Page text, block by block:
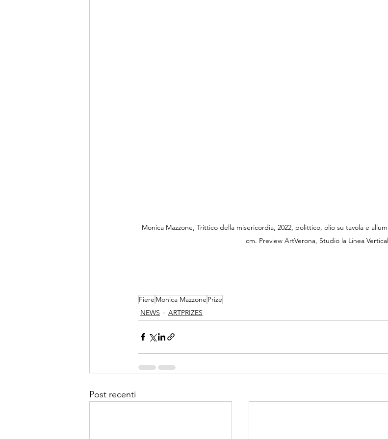
Monica Mazzone, Trittico della misericordia, 2022, polittico, olio su tavola e
cm. Preview ArtVerona, Studio la Linea
Fiere Monica Mazzone Prize
NEWS
ARTPRIZES
Post recenti